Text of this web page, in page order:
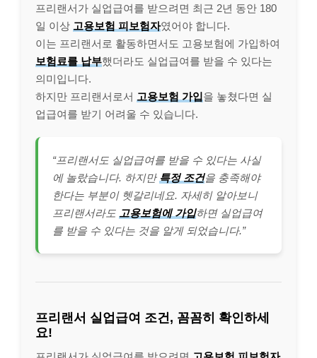
프리랜서가 실업급여를 받으려면 최근 2년 동안 180
일 이상 고용보험 피보험자였어야 합니다.
이는 프리랜서로 활동하면서도 고용보험에 가입하여
보험료를 납부했더라도 실업급여를 받을 수 있다는
의미입니다.
하지만 프리랜서로서 고용보험 가입을 놓쳤다면 실
업급여를 받기 어려울 수 있습니다.
“프리랜서도 실업급여를 받을 수 있다는 사실
에 놀랐습니다. 하지만 특정 조건을 충족해야
한다는 부분이 헷갈리네요. 자세히 알아보니
프리랜서라도 고용보험에 가입하면 실업급여
를 받을 수 있다는 것을 알게 되었습니다.”
프리랜서 실업급여 조건, 꼼꼼히 확인하세
요!